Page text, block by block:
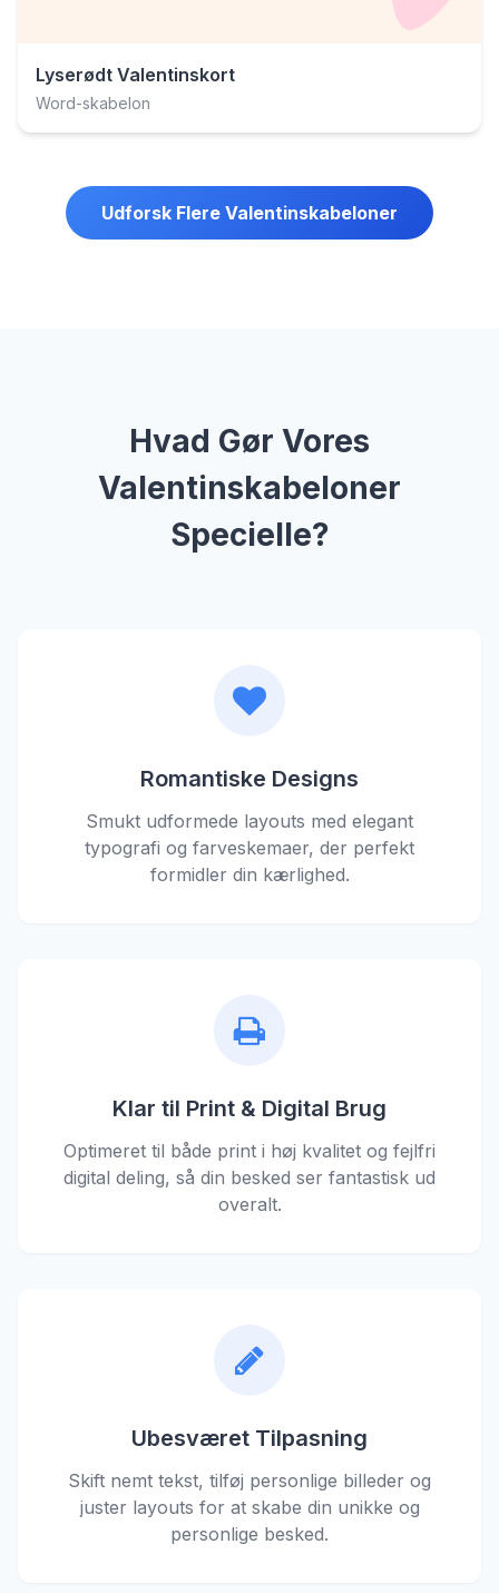
Lyserødt Valentinskort
Word-skabelon
Udforsk Flere Valentinskabeloner
Hvad Gør Vores
Valentinskabeloner
Specielle?
Romantiske Designs
Smukt udformede layouts med elegant
typografi og farveskemaer, der perfekt
formidler din kærlighed.
Klar til Print & Digital Brug
Optimeret til både print i høj kvalitet og fejlfri
digital deling, så din besked ser fantastisk ud
overalt.
Ubesværet Tilpasning
Skift nemt tekst, tilføj personlige billeder og
juster layouts for at skabe din unikke og
personlige besked.